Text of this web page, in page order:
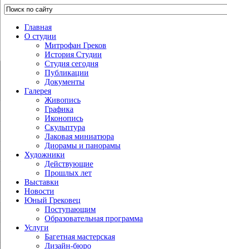
Главная
О студии
Митрофан Греков
История Студии
Студия сегодня
Публикации
Документы
Галерея
Живопись
Графика
Иконопись
Скульптура
Лаковая миниатюра
Диорамы и панорамы
Художники
Действующие
Прошлых лет
Выставки
Новости
Юный Грековец
Поступающим
Образовательная программа
Услуги
Багетная мастерская
Дизайн-бюро